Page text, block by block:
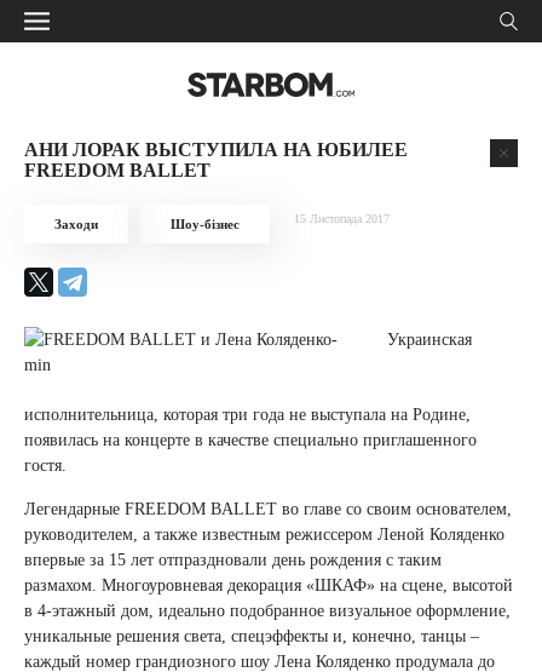
АНИ ЛОРАК ВЫСТУПИЛА НА ЮБИЛЕЕ
FREEDOM BALLET
Заходи Шоу-бізнес 15 Листопада 2017
Украинская
исполнительница, которая три года не выступала на Родине,
появилась на концерте в качестве специально приглашенного
гостя.
Легендарные FREEDOM BALLET во главе со своим основателем,
руководителем, а также известным режиссером Леной Коляденко
впервые за 15 лет отпраздновали день рождения с таким
размахом. Многоуровневая декорация «ШКАФ» на сцене, высотой
в 4-этажный дом, идеально подобранное визуальное оформление,
уникальные решения света, спецэффекты и, конечно, танцы –
каждый номер грандиозного шоу Лена Коляденко продумала до